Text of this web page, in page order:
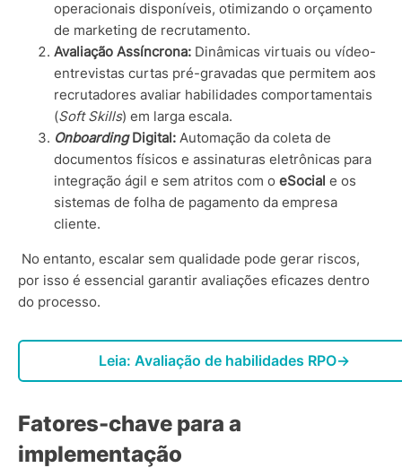
operacionais disponíveis, otimizando o orçamento
de marketing de recrutamento.
Avaliação Assíncrona: Dinâmicas virtuais ou vídeo-
entrevistas curtas pré-gravadas que permitem aos
recrutadores avaliar habilidades comportamentais
(Soft Skills) em larga escala.
OnboardingDigital: Automação da coleta de
documentos físicos e assinaturas eletrônicas para
integração ágil e sem atritos com o eSocial e os
sistemas de folha de pagamento da empresa
cliente.
No entanto, escalar sem qualidade pode gerar riscos,
por isso é essencial garantir avaliações eficazes dentro
do processo.
Leia: Avaliação de habilidades RPO→
Fatores-chave para a
implementação